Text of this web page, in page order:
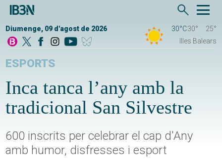
Diumenge, 09 d'agost de 2026 30°C30°
25°
Illes Balears
ESPORTS
Inca tanca l’any amb la
tradicional San Silvestre
600 inscrits per celebrar el cap d'Any
amb humor, disfresses i esport